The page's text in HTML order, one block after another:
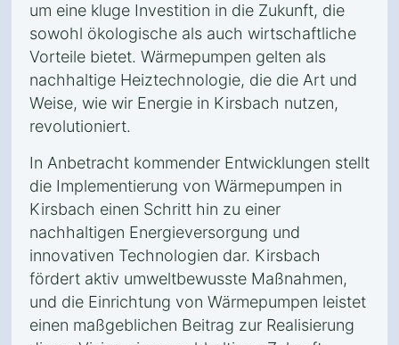
um eine kluge Investition in die Zukunft, die
sowohl ökologische als auch wirtschaftliche
Vorteile bietet. Wärmepumpen gelten als
nachhaltige Heiztechnologie, die die Art und
Weise, wie wir Energie in Kirsbach nutzen,
revolutioniert.
In Anbetracht kommender Entwicklungen stellt
die Implementierung von Wärmepumpen in
Kirsbach einen Schritt hin zu einer
nachhaltigen Energieversorgung und
innovativen Technologien dar. Kirsbach
fördert aktiv umweltbewusste Maßnahmen,
und die Einrichtung von Wärmepumpen leistet
einen maßgeblichen Beitrag zur Realisierung